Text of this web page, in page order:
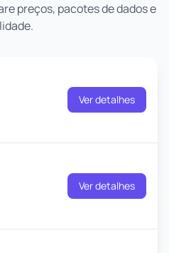
preços, pacotes de dados e
Ver detalhes
Ver detalhes